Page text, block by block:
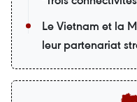
Le Vietnam et la
leur partenariat